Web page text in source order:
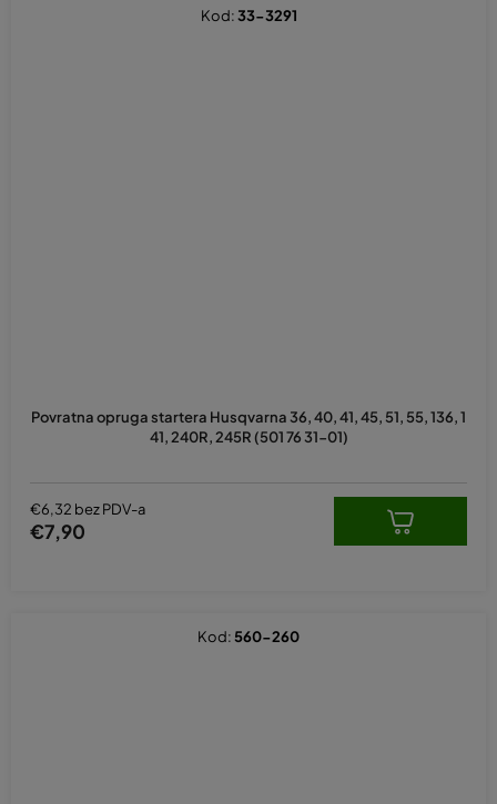
Povratna opruga startera Husqvarna 36, 40, 41, 45, 51, 55, 136, 1
41, 240R, 245R (501 76 31-01)
€6,32 bez PDV-a
€7,90
Kod:33-3291
Kod: 560-260